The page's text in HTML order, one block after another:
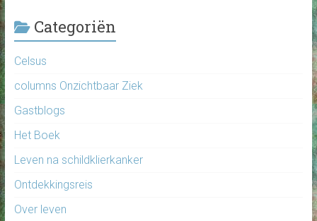
Categoriën
Celsus
columns Onzichtbaar Ziek
Gastblogs
Het Boek
Leven na schildklierkanker
Ontdekkingsreis
Over leven